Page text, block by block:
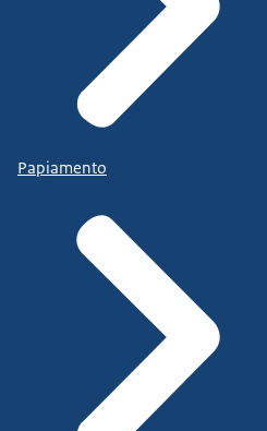
Papiamento